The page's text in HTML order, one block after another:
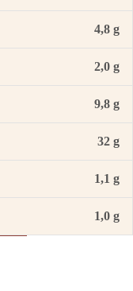
4,8 g
2,0 g
9,8 g
32 g
1,1 g
1,0 g